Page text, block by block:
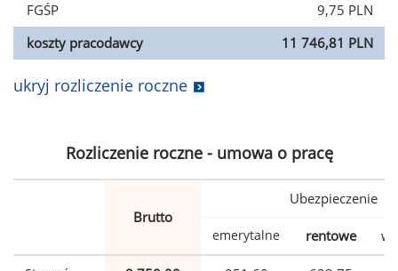
FGŚP
9,75 PLN
koszty pracodawcy
11 746,81 PLN
ukryj rozliczenie roczne
Rozliczenie roczne - umowa o pracę
Brutto
Ubezpieczenie
emerytalne rentowe